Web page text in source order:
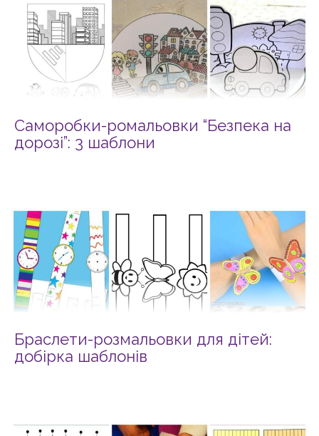
Саморобки-ромальовки “Безпека на
дорозі”: 3 шаблони
Браслети-розмальовки для дітей:
добірка шаблонів